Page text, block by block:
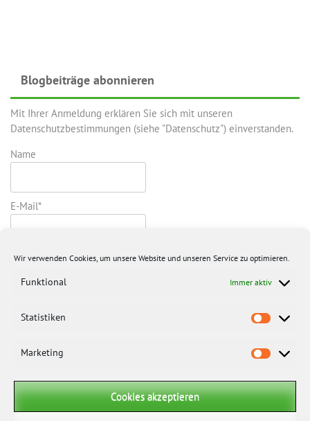
Wir verwenden Cookies, um unsere Website und unseren Service zu optimieren.
Funktional Immer aktiv
Statistiken
Marketing
Cookies akzeptieren
Blogbeiträge abonnieren
Mit Ihrer Anmeldung erklären Sie sich mit unseren
Datenschutzbestimmungen (siehe "Datenschutz") einverstanden.
Name
E-Mail*